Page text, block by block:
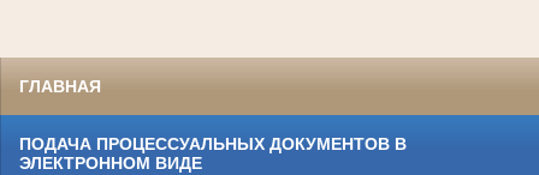
ГЛАВНАЯ
ПОДАЧА ПРОЦЕССУАЛЬНЫХ ДОКУМЕНТОВ В
ЭЛЕКТРОННОМ ВИДЕ